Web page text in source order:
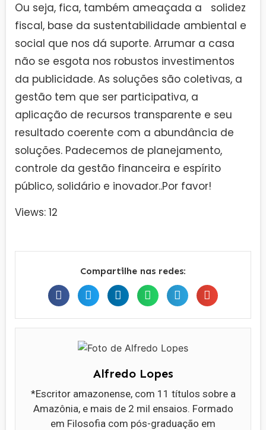
Ou seja, fica, também ameaçada a solidez
fiscal, base da sustentabilidade ambiental e
social que nos dá suporte. Arrumar a casa
não se esgota nos robustos investimentos
da publicidade. As soluções são coletivas, a
gestão tem que ser participativa, a
aplicação de recursos transparente e seu
resultado coerente com a abundância de
soluções. Padecemos de planejamento,
controle da gestão financeira e espírito
público, solidário e inovador..Por favor!
Views: 12
Compartilhe nas redes:
Alfredo Lopes
*Escritor amazonense, com 11 títulos sobre a
Amazônia, e mais de 2 mil ensaios. Formado
em Filosofia com pós-graduação em